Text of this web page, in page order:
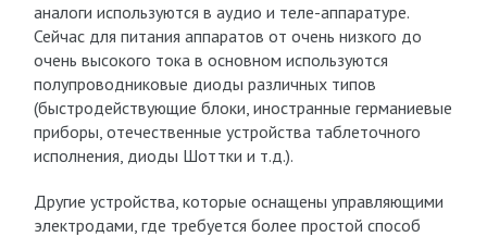
аналоги используются в аудио и теле-аппаратуре.
Сейчас для питания аппаратов от очень низкого до
очень высокого тока в основном используются
полупроводниковые диоды различных типов
(быстродействующие блоки, иностранные германиевые
приборы, отечественные устройства таблеточного
исполнения, диоды Шоттки и т.д.).
Другие устройства, которые оснащены управляющими
электродами, где требуется более простой способ